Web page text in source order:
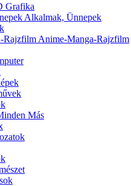
Grafika
Alkalmak, Ünnepek
Anime-Manga-Rajzfilm
Más